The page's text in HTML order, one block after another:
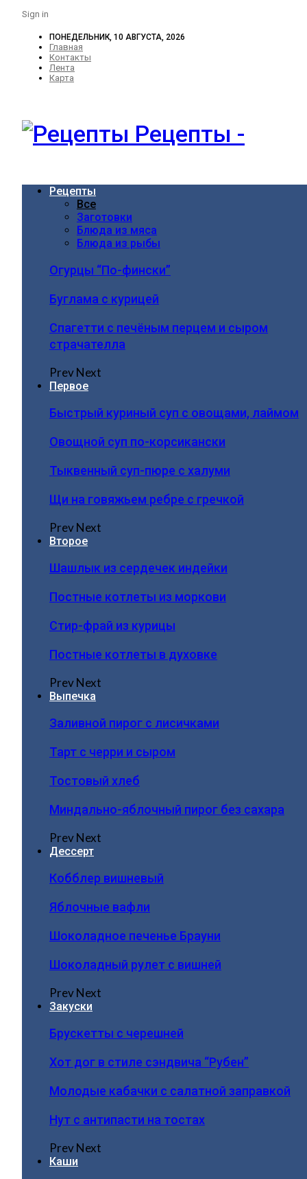
Sign in
ПОНЕДЕЛЬНИК, 10 АВГУСТА, 2026
Главная
Контакты
Лента
Карта
Рецепты -
Рецепты
Все
Заготовки
Блюда из мяса
Блюда из рыбы
Огурцы “По-фински”
Буглама с курицей
Спагетти с печёным перцем и сыром
страчателла
PrevNext
Первое
Быстрый куриный суп с овощами, лаймом
Овощной суп по-корсикански
Тыквенный суп-пюре с халуми
Щи на говяжьем ребре с гречкой
PrevNext
Второе
Шашлык из сердечек индейки
Постные котлеты из моркови
Стир-фрай из курицы
Постные котлеты в духовке
PrevNext
Выпечка
Заливной пирог с лисичками
Тарт с черри и сыром
Тостовый хлеб
Миндально-яблочный пирог без сахара
PrevNext
Дессерт
Кобблер вишневый
Яблочные вафли
Шоколадное печенье Брауни
Шоколадный рулет с вишней
PrevNext
Закуски
Брускетты с черешней
Хот дог в стиле сэндвича “Рубен”
Молодые кабачки с салатной заправкой
Нут с антипасти на тостах
PrevNext
Каши